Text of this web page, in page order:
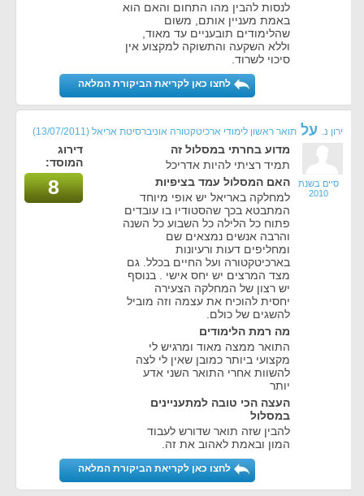
לנסות להבין מהו התחום והאם הוא
באמת מעניין אותם, משום
שהלימודים תובעניים עד מאוד,
וללא השקעה והתשוקה למקצוע אין
סיכוי לשרוד.
לחצו כאן לקריאת הביקורת המלאה
ירון נ. על תואר ראשון לימודי ארכיטקטורה אוניברסיטת אריאל (13/07/2011)
סיים בשנת
2010
מדוע בחרתי במסלול זה
תמיד רציתי להיות אדריכל
האם המסלול עמד בציפיות
למחלקה באריאל יש אופי מיוחד
המתבטא בכך שהסטודיו בו עובדים
פתוח כל הלילה כל השבוע כל השנה
והרבה אנשים נמצאים שם
ומחליפים דעות ורעיונות
בארכיטקטורה ועל החיים בכלל. גם
מצד המרצים יש יחס אישי . בנוסף
יש רצון של המחלקה הצעירה
יחסית להוכיח את עצמה וזה מוביל
להשגים של כולם.
מה רמת הלימודים
התואר ממצה מאוד ומרגיש לי
מקצועי ביותר כמובן שאין לי לצה
להשוות אחרי התואר השני אדע
יותר
העצה הכי טובה למתעניינים
במסלול
להבין שזה תואר שדורש לעבוד
המון ובאמת לאהוב את זה.
דירוג
המוסד:
8
לחצו כאן לקריאת הביקורת המלאה